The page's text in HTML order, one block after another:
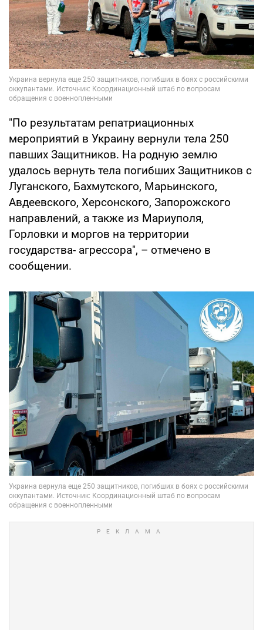
"По результатам репатриационных
мероприятий в Украину вернули тела 250
павших Защитников. На родную землю
удалось вернуть тела погибших Защитников с
Луганского, Бахмутского, Марьинского,
Авдеевского, Херсонского, Запорожского
направлений, а также из Мариуполя,
Горловки и моргов на территории
государства- агрессора", – отмечено в
сообщении.